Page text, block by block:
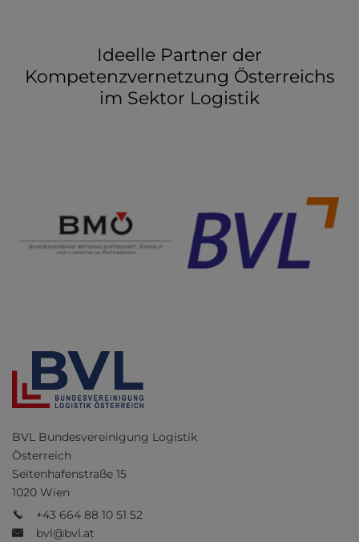
Ideelle Partner der
Kompetenzvernetzung Österreichs
im Sektor Logistik
BVL Bundesvereinigung Logistik
Österreich
Seitenhafenstraße 15
1020 Wien
+43 664 88 10 51 52
bvl@bvl.at